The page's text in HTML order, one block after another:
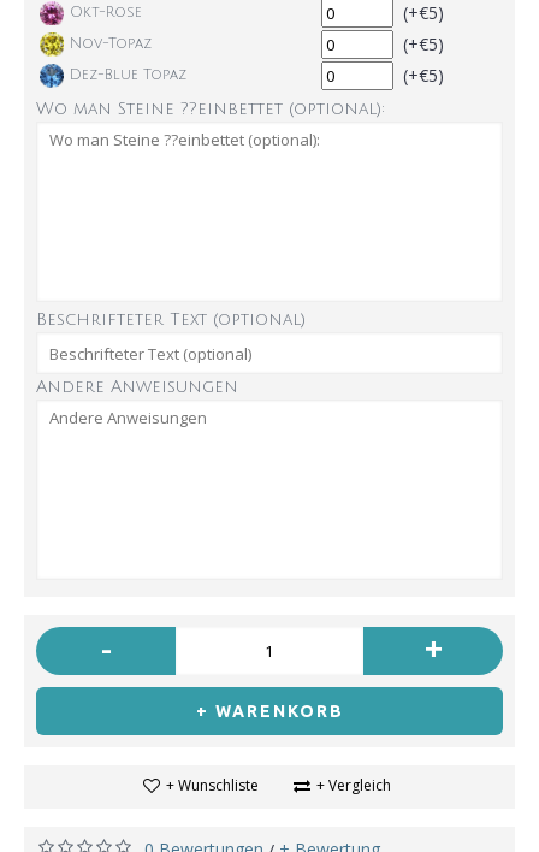
Okt-Rose (+€5)
Nov-Topaz (+€5)
Dez-Blue Topaz (+€5)
Wo man Steine ??einbettet (optional):
Beschrifteter Text (optional)
Andere Anweisungen
- +
+ WARENKORB
+ Wunschliste + Vergleich